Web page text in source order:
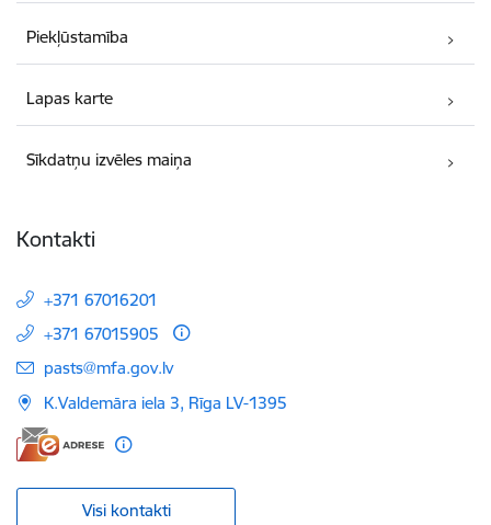
Piekļūstamība
Lapas karte
Sīkdatņu izvēles maiņa
Kontakti
+371 67016201
+371 67015905
E-pasts:
pasts@mfa.gov.lv
K.Valdemāra iela 3, Rīga LV-1395
Visi kontakti